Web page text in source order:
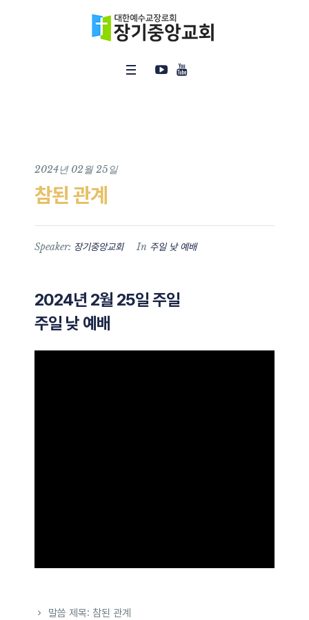
2024년 02월 25일
참된 관계
Speaker: 장기중앙교회 In 주일 낮 예배
2024년 2월 25일 주일
주일 낮 예배
말씀 제목: 참된 관계